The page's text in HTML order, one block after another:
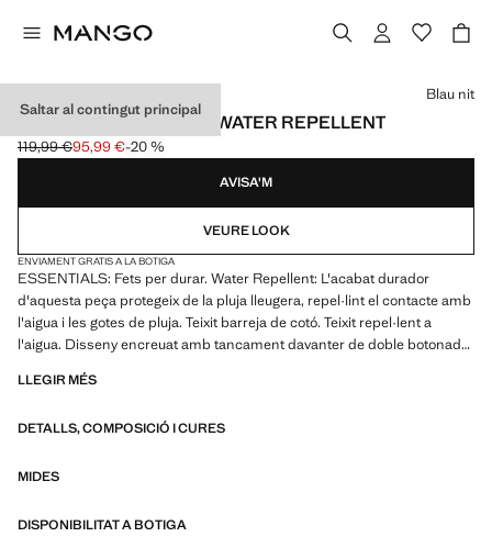
Saltar al contingut principal
GAVARDINA CINTURÓ WATER REPELLENT
Preu inicial ratllat [119,99 € ]
119,99 €
Preu actual [95,99 € ]
95,99 €-20 %
Selecciona un color
Blau nit
AVISA'M
VEURE LOOK
ENVIAMENT GRATIS A LA BOTIGA
ESSENTIALS: Fets per durar. Water Repellent: L'acabat durador
d'aquesta peça protegeix de la pluja lleugera, repel·lint el contacte amb
l'aigua i les gotes de pluja. Teixit barreja de cotó. Teixit repel·lent a
l'aigua. Disseny encreuat amb tancament davanter de doble botonada.
Solapes de mossa i trau. Tanca de ganxo metàl·lic al coll. Cinturó
botó exterior. Dues butxaques de viu davanteres. Màniga llarga amb
qualitat afegint noves proves de resistència a les nostres peces.
LLEGIR MÉS
DETALLS, COMPOSICIÓ I CURES
MIDES
DISPONIBILITAT A BOTIGA